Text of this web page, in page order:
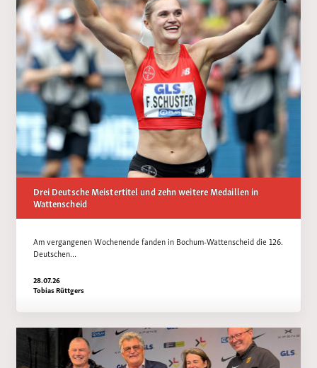
Drei Deutsche Meistertitel und zehn weitere Medaillen in
Wattenscheid
Am vergangenen Wochenende fanden in Bochum-Wattenscheid die 126.
Deutschen…
28.07.26
Tobias Rüttgers